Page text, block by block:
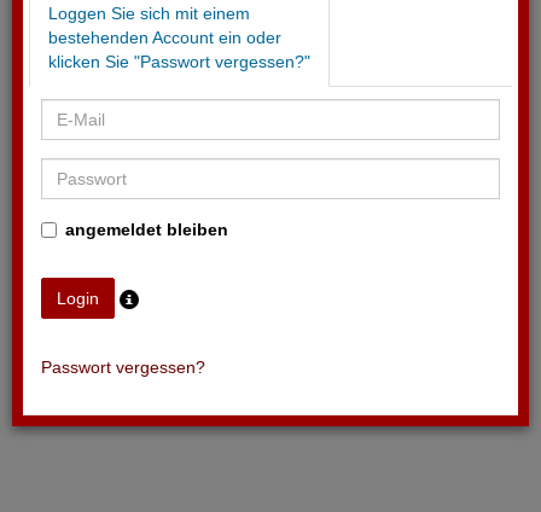
Loggen Sie sich mit einem
bestehenden Account ein oder
klicken Sie "Passwort vergessen?"
angemeldet bleiben
Passwort vergessen?